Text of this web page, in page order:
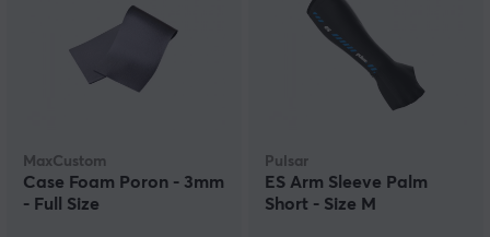
MaxCustom
Case Foam Poron - 3mm
- Full Size
Pulsar
ES Arm Sleeve Palm
Short - Size M